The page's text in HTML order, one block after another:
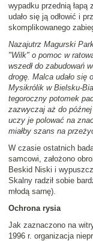
wypadku przednią łapą
udało się ją odłowić i
skomplikowanego
Nazajutrz Magurski
"Wilk" o pomoc w
wszedł do zabudowań
drogę. Malca udało się
Mysikrólik w Bielsku-
tegoroczny potomek
zazwyczaj aż do
uczy je polować na
miałby szans na
W czasie ostatnich
samcowi, założono
Beskid Niski i
Skalny radził sobie
młodą sarnę).
Ochrona rysia
Jak zaznaczono na
1996 r. organizacja